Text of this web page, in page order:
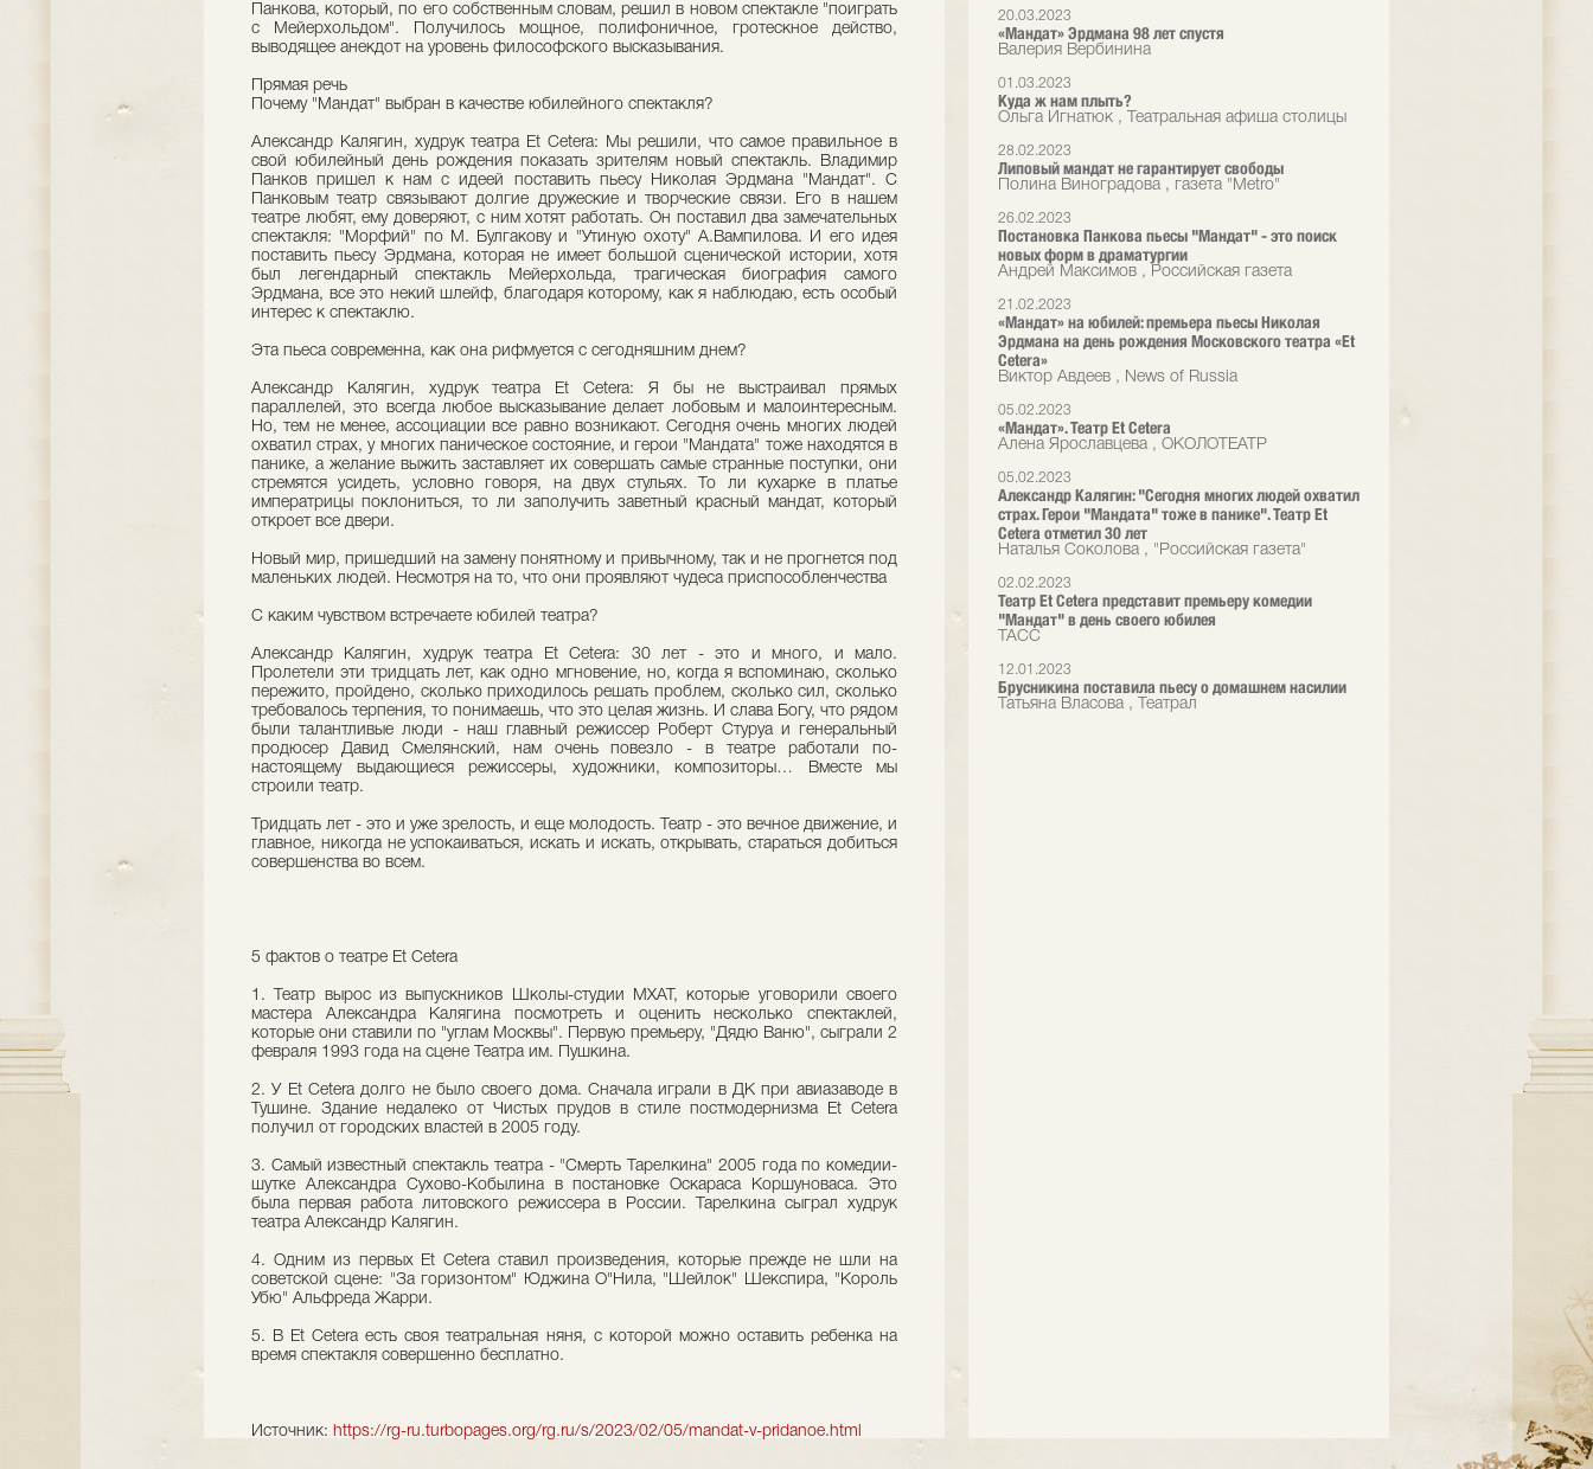
20.03.2023
«Мандат» Эрдмана 98 лет спустя
Валерия Вербинина
01.03.2023
Куда ж нам плыть?
Ольга Игнатюк , Театральная афиша столицы
28.02.2023
Липовый мандат не гарантирует свободы
Полина Виноградова , газета "Metro"
26.02.2023
Постановка Панкова пьесы "Мандат" - это поиск
новых форм в драматургии
Андрей Максимов , Российская газета
21.02.2023
«Мандат» на юбилей: премьера пьесы Николая
Эрдмана на день рождения Московского театра «Et
Cetera»
Виктор Авдеев , News of Russia
05.02.2023
«Мандат». Театр Et Cetera
Алена Ярославцева , ОКОЛОТЕАТР
05.02.2023
Александр Калягин: "Сегодня многих людей охватил
страх. Герои "Мандата" тоже в панике". Театр Et
Cetera отметил 30 лет
Наталья Соколова , "Российская газета"
02.02.2023
Театр Et Cetera представит премьеру комедии
"Мандат" в день своего юбилея
ТАСС
12.01.2023
Брусникина поставила пьесу о домашнем насилии
Татьяна Власова , Театрал
Панкова, который, по его собственным словам, решил в новом спектакле "поиграть
с Мейерхольдом". Получилось мощное, полифоничное, гротескное действо,
выводящее анекдот на уровень философского высказывания.
Прямая речь
Почему "Мандат" выбран в качестве юбилейного спектакля?
Александр Калягин, худрук театра Et Cetera: Мы решили, что самое правильное в
свой юбилейный день рождения показать зрителям новый спектакль. Владимир
Панков пришел к нам с идеей поставить пьесу Николая Эрдмана "Мандат". С
Панковым театр связывают долгие дружеские и творческие связи. Его в нашем
театре любят, ему доверяют, с ним хотят работать. Он поставил два замечательных
спектакля: "Морфий" по М. Булгакову и "Утиную охоту" А.Вампилова. И его идея
поставить пьесу Эрдмана, которая не имеет большой сценической истории, хотя
был легендарный спектакль Мейерхольда, трагическая биография самого
Эрдмана, все это некий шлейф, благодаря которому, как я наблюдаю, есть особый
интерес к спектаклю.
Эта пьеса современна, как она рифмуется с сегодняшним днем?
Александр Калягин, худрук театра Et Cetera: Я бы не выстраивал прямых
параллелей, это всегда любое высказывание делает лобовым и малоинтересным.
Но, тем не менее, ассоциации все равно возникают. Сегодня очень многих людей
охватил страх, у многих паническое состояние, и герои "Мандата" тоже находятся в
панике, а желание выжить заставляет их совершать самые странные поступки, они
стремятся усидеть, условно говоря, на двух стульях. То ли кухарке в платье
императрицы поклониться, то ли заполучить заветный красный мандат, который
откроет все двери.
Новый мир, пришедший на замену понятному и привычному, так и не прогнется под
маленьких людей. Несмотря на то, что они проявляют чудеса приспособленчества
С каким чувством встречаете юбилей театра?
Александр Калягин, худрук театра Et Cetera: 30 лет - это и много, и мало.
Пролетели эти тридцать лет, как одно мгновение, но, когда я вспоминаю, сколько
пережито, пройдено, сколько приходилось решать проблем, сколько сил, сколько
требовалось терпения, то понимаешь, что это целая жизнь. И слава Богу, что рядом
были талантливые люди - наш главный режиссер Роберт Стуруа и генеральный
продюсер Давид Смелянский, нам очень повезло - в театре работали по-
настоящему выдающиеся режиссеры, художники, композиторы… Вместе мы
строили театр.
Тридцать лет - это и уже зрелость, и еще молодость. Театр - это вечное движение, и
главное, никогда не успокаиваться, искать и искать, открывать, стараться добиться
совершенства во всем.
5 фактов о театре Et Cetera
1. Театр вырос из выпускников Школы-студии МХАТ, которые уговорили своего
мастера Александра Калягина посмотреть и оценить несколько спектаклей,
которые они ставили по "углам Москвы". Первую премьеру, "Дядю Ваню", сыграли 2
февраля 1993 года на сцене Театра им. Пушкина.
2. У Et Cetera долго не было своего дома. Сначала играли в ДК при авиазаводе в
Тушине. Здание недалеко от Чистых прудов в стиле постмодернизма Et Cetera
получил от городских властей в 2005 году.
3. Самый известный спектакль театра - "Смерть Тарелкина" 2005 года по комедии-
шутке Александра Сухово-Кобылина в постановке Оскараса Коршуноваса. Это
была первая работа литовского режиссера в России. Тарелкина сыграл худрук
театра Александр Калягин.
4. Одним из первых Et Cetera ставил произведения, которые прежде не шли на
советской сцене: "За горизонтом" Юджина О"Нила, "Шейлок" Шекспира, "Король
Убю" Альфреда Жарри.
5. В Et Cetera есть своя театральная няня, с которой можно оставить ребенка на
время спектакля совершенно бесплатно.
Источник: https://rg-ru.turbopages.org/rg.ru/s/2023/02/05/mandat-v-pridanoe.html